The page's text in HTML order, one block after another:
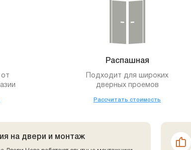
от
Распашная
Подходит для широких
дверных проемов
Рассчитать стоимость
на двери и монтаж